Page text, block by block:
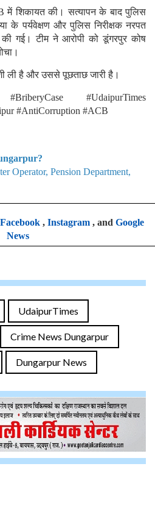
में शिकायत की। सत्यापन के बाद पुलिस
के पर्यवेक्षण और पुलिस निरीक्षक नरपत
की गई। टीम ने आरोपी को डूंगरपुर कोष
ली है और उससे पूछताछ जारी है।
#UdaipurTimes
#AntiCorruption #ACB
Operator, Pension Department,
Facebook, Instagram, and Google
News
UdaipurTimes
Crime News Dungarpur
Dungarpur News